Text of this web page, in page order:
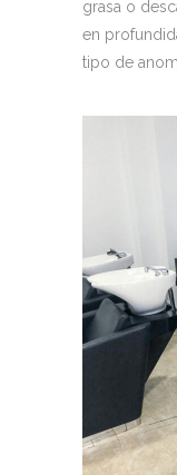
grasa o
en
tipo de